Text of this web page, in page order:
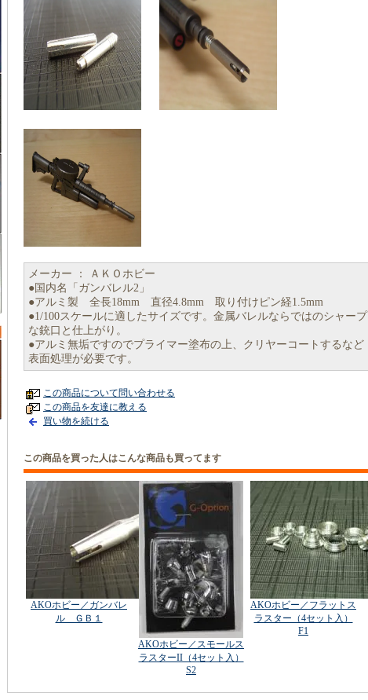
メーカー ： ＡＫＯホビー
●国内名「ガンバレル2」
●アルミ製 全長18mm 直径4.8mm 取り付けピン経1.5mm
●1/100スケールに適したサイズです。金属バレルならではのシャープ
な銃口と仕上がり。
●アルミ無垢ですのでプライマー塗布の上、クリヤーコートするなど
表面処理が必要です。
この商品について問い合わせる
この商品を友達に教える
買い物を続ける
この商品を買った人はこんな商品も買ってます
AKOホビー／ガンバレ
ル ＧＢ１
AKOホビー／スモールス
ラスターII（4セット入）
S2
AKOホビー／フラットス
ラスター（4セット入）
F1